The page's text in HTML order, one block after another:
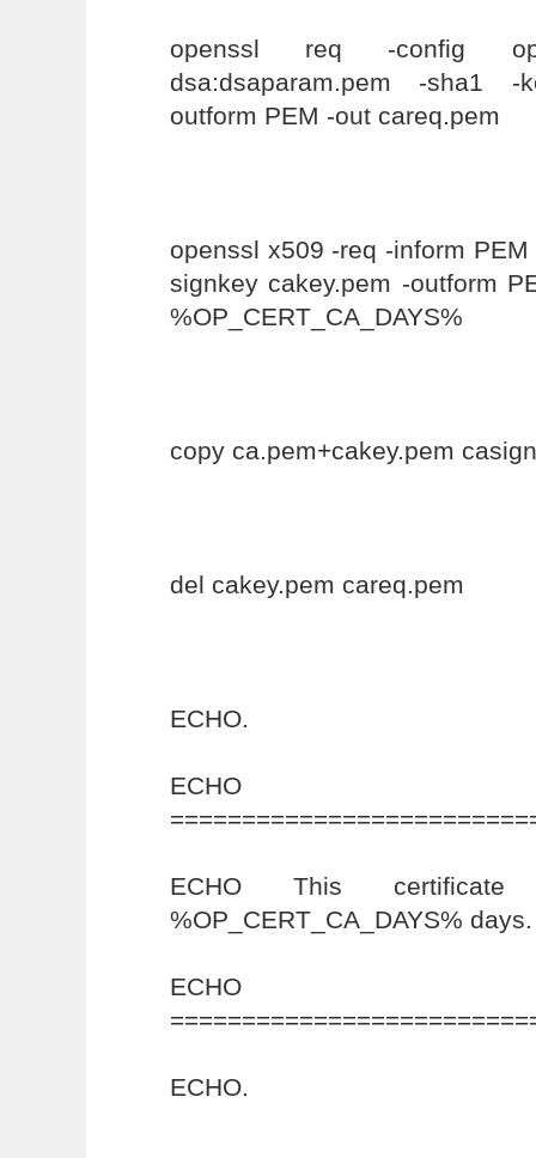
openssl req -config
dsa:dsaparam.pem -sha1
outform PEM -out careq.pem
openssl x509 -req -inform
signkey cakey.pem -outform
%OP_CERT_CA_DAYS%
copy ca.pem+cakey.pem
del cakey.pem careq.pem
ECHO.
ECHO
ECHO This
%OP_CERT_CA_DAYS% days.
ECHO
ECHO.